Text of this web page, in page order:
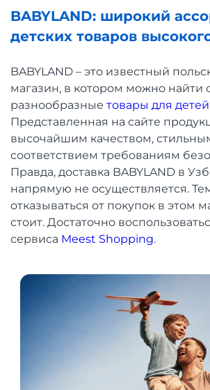
BABYLAND: широкий
детских товаров
BABYLAND – это известный
магазин, в котором можно найти
разнообразные товары для детей
Представленная на сайте
высочайшим качеством,
соответствием требованиям
Правда, доставка BABYLAND в
напрямую не осуществляется.
отказываться от покупок в этом
стоит. Достаточно
сервиса Meest Shopping.